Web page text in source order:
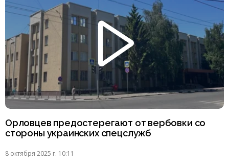
Орловцев предостерегают от вербовки со
стороны украинских спецслужб
8 октября 2025 г. 10:11